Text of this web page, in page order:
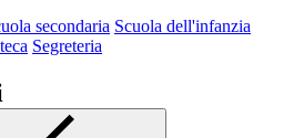
secondaria Scuola dell'infanzia
Segreteria